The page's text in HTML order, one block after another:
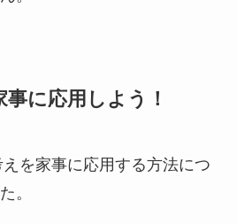
に応用しよう ！
を家事に応用する方法につ
。